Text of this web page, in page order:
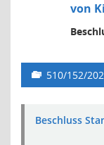
von
510/152/
Beschluss